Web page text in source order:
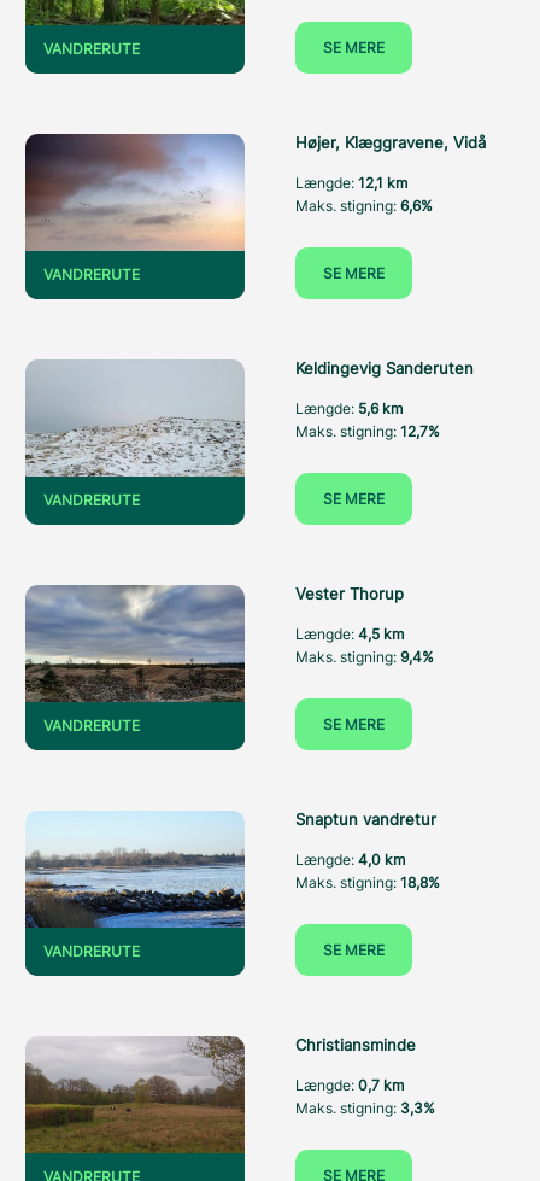
VANDRERUTE SE MERE
VANDRERUTE
Højer, Klæggravene, Vidå
Længde: 12,1 km
Maks. stigning: 6,6%
SE MERE
VANDRERUTE
Keldingevig Sanderuten
Længde: 5,6 km
Maks. stigning: 12,7%
SE MERE
VANDRERUTE
Vester Thorup
Længde: 4,5 km
Maks. stigning: 9,4%
SE MERE
VANDRERUTE
Snaptun vandretur
Længde: 4,0 km
Maks. stigning: 18,8%
SE MERE
VANDRERUTE
Christiansminde
Længde: 0,7 km
Maks. stigning: 3,3%
SE MERE